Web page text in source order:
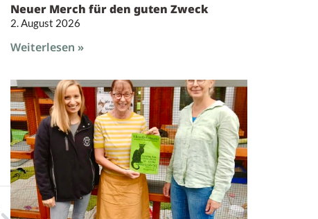
Neuer Merch für den guten Zweck
2. August 2026
Weiterlesen »